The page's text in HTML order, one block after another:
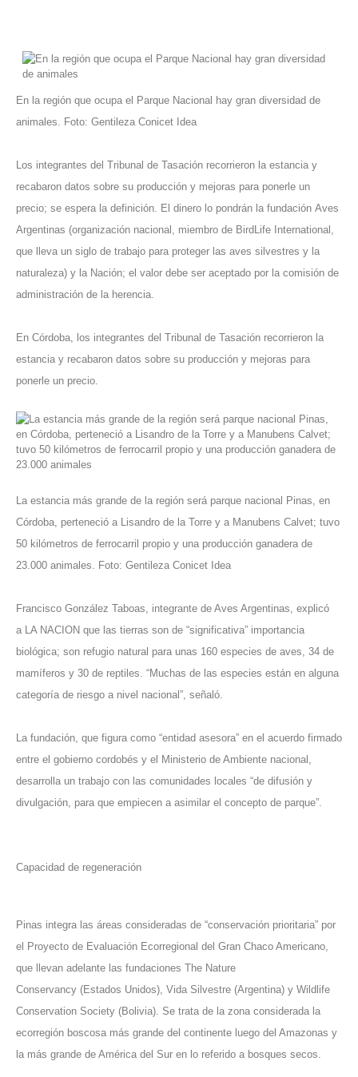
En la región que ocupa el Parque Nacional hay gran diversidad de
animales. Foto: Gentileza Conicet Idea
Los integrantes del Tribunal de Tasación recorrieron la estancia y
recabaron datos sobre su producción y mejoras para ponerle un
precio; se espera la definición. El dinero lo pondrán la fundación Aves
Argentinas (organización nacional, miembro de BirdLife International
que lleva un siglo de trabajo para proteger las aves silvestres y la
naturaleza) y la Nación; el valor debe ser aceptado por la comisión de
administración de la herencia.
En Córdoba, los integrantes del Tribunal de Tasación recorrieron la
estancia y recabaron datos sobre su producción y mejoras para
ponerle un precio.
La estancia más grande de la región será parque nacional Pinas, en
Córdoba, perteneció a Lisandro de la Torre y a Manubens Calvet; tuvo
50 kilómetros de ferrocarril propio y una producción ganadera de
23.000 animales. Foto: Gentileza Conicet Idea
Francisco González Taboas, integrante de Aves Argentinas, explicó
a LA NACION que las tierras son de “significativa” importancia
biológica; son refugio natural para unas 160 especies de aves, 34 de
mamíferos y 30 de reptiles. “Muchas de las especies están en alguna
categoría de riesgo a nivel nacional”, señaló.
La fundación, que figura como “entidad asesora” en el acuerdo firmado
entre el gobierno cordobés y el Ministerio de Ambiente nacional,
desarrolla un trabajo con las comunidades locales “de difusión y
divulgación, para que empiecen a asimilar el concepto de parque”.
Capacidad de regeneración
Pinas integra las áreas consideradas de “conservación prioritaria” por
el Proyecto de Evaluación Ecorregional del Gran Chaco Americano,
que llevan adelante las fundaciones The Nature
Conservancy (Estados Unidos), Vida Silvestre (Argentina) y Wildlife
Conservation Society (Bolivia). Se trata de la zona considerada la
ecorregión boscosa más grande del continente luego del Amazonas y
la más grande de América del Sur en lo referido a bosques secos.